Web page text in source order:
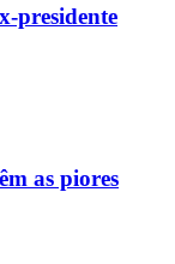
presidente
as piores